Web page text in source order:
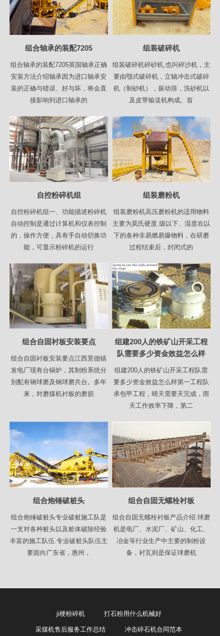
组合轴承的装配7205
组合轴承的装配7205英国轴承正确
安装方法介绍轴承因为进口轴承安
装的正确与错误、好与坏，将会直
接影响到进口轴承的
组装破碎机
组装破碎机碎砂机,也叫碎沙机，主
要由颚式破碎机，立轴冲击式破碎
机（制砂机），振动筛，洗砂机以
及皮带输送机构成。首
自控粉碎机组
自控粉碎机组一、功能描述粉碎机
自动控制是通过计算机和仪表控制
的，操作方便，具有手自动切换功
能，可显示粉碎机的运行
组装磨粉机
组装磨粉机高压磨粉机的适用物料
主要为莫氏硬度.级以下、湿度在以
下的各种非易燃易爆物料，在研磨
过程结束后，封闭式的
组合自固衬板安装要点
组合自固衬板安装要点江西景德镇
发电厂现有台锅炉，其制粉系统分
别配有钢球磨及钢球磨共台。多年
来，对磨煤机衬板的磨损
组建200人的铁矿山开采工程
队需要多少资金效益怎么样
组建200人的铁矿山开采工程队需
要多少资金效益怎么样第一工程队
承包甲工程，晴天需要天完成，雨
天工作效率下降，第二
组合炮锤破桩头
组合炮锤破桩头专业破桩施工队是
一支对各种桩头以及桩体破除经验
丰富的施工队伍.专业破桩头队伍主
要面向广东省，惠州，
组合自固无螺栓衬板
组合自固无螺栓衬板产品介绍:球磨
机是电厂、水泥厂、矿山、化工、
冶金等行业生产中主要的制粉设
备，衬瓦则是保证球磨机
ji梗粉碎机 打石粉用什么机械好
采煤机售后服务工作总结 冲击碎石机合同范本